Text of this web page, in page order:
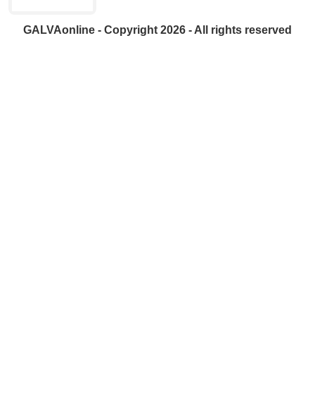
GALVAonline - Copyright 2026 - All rights reserved